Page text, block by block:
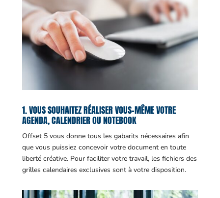
1. VOUS SOUHAITEZ RÉALISER VOUS-MÊME VOTRE
AGENDA, CALENDRIER OU NOTEBOOK
Offset 5 vous donne tous les gabarits nécessaires afin
que vous puissiez concevoir votre document en toute
liberté créative. Pour faciliter votre travail, les fichiers des
grilles calendaires exclusives sont à votre disposition.